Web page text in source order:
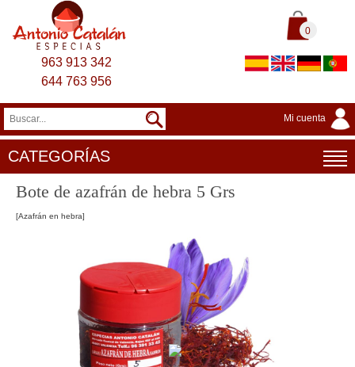
0
963 913 342
644 763 956
Mi cuenta
CATEGORÍAS
Bote de azafrán de hebra 5 Grs
[Azafrán en hebra]